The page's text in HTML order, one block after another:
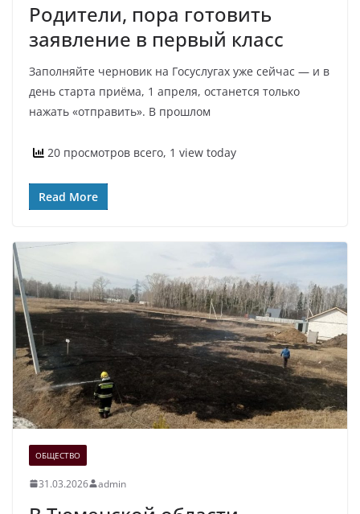
Родители, пора готовить
заявление в первый класс
Заполняйте черновик на Госуслугах уже сейчас — и в
день старта приёма, 1 апреля, останется только
нажать «отправить». В прошлом
20 просмотров всего, 1 view today
Read More
ОБЩЕСТВО
31.03.2026 admin